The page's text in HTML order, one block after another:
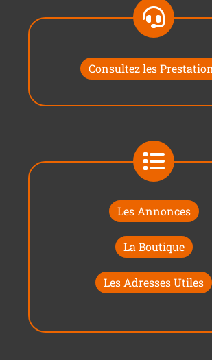
Consultez les
Les Annonces
La Boutique
Les Adresses Utiles